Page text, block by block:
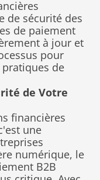
de sécurité des
de paiement
à jour et
pour
de
de Votre
financières
une
numérique, le
B2B